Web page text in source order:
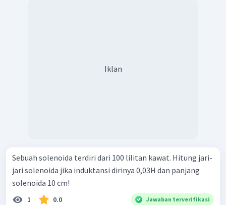
Iklan
Sebuah solenoida terdiri dari 100 lilitan kawat. Hitung jari-
jari solenoida jika induktansi dirinya 0,03H dan panjang
solenoida 10 cm!
1 0.0 Jawaban terverifikasi